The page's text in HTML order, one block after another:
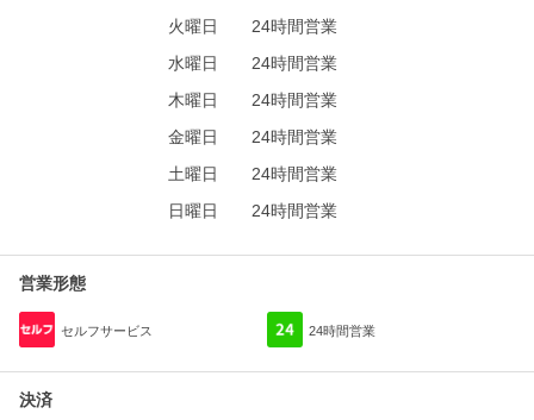
火曜日
24時間営業
水曜日
24時間営業
木曜日
24時間営業
金曜日
24時間営業
土曜日
24時間営業
日曜日
24時間営業
営業形態
セルフサービス 24時間営業
決済